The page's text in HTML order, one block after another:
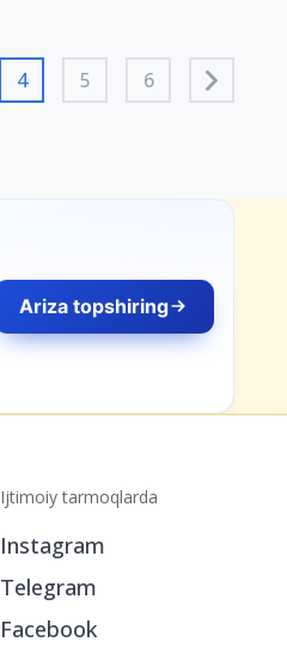
4 5 6
Ijtimoiy tarmoqlarda
Instagram
Telegram
Facebook